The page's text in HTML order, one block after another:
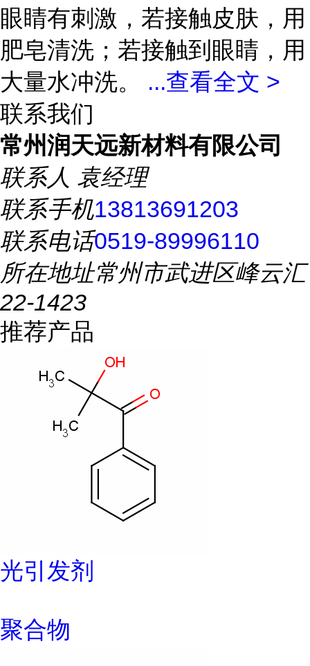
眼睛有刺激，若接触皮肤，用
肥皂清洗；若接触到眼睛，用
大量水冲洗。 ...查看全文 >
联系我们
常州润天远新材料有限公司
联系人 袁经理
联系手机13813691203
联系电话0519-89996110
所在地址常州市武进区峰云汇
22-1423
推荐产品
光引发剂
聚合物